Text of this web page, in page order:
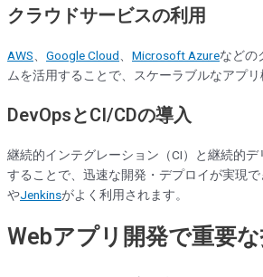
クラウドサービスの利用
AWS Google Cloud Microsoft Azureなどの
ムを活用することで、スケーラブルなアプリ
DevOpsとCI/CDの導入
継続的インテグレーション（CI）と継続的デ
することで、迅速な開発・デプロイが実現で
やJenkinsがよく利用されます。
Webアプリ開発で重要